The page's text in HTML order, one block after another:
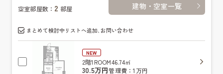
空室部屋数： 2 部屋 建物・空室一覧
まとめて検討中リストへ追加､お問い合わせ
NEW
2階1ROOM46.74㎡
30.5万円管理費：1万円